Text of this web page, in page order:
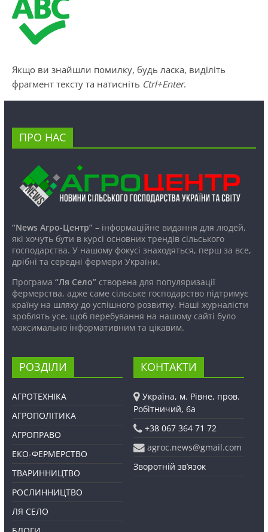
Якщо ви знайшли помилку, будь ласка, виділіть
фрагмент тексту та натисніть Ctrl+Enter.
ПРО НАС
“News Агро-Центр”– інформаційне видання для людей,
які хочуть бути в курсі основних трендів сільського
господарства. У нашому фокусі знаходяться, перш за все,
дрібні та середні фермери України.
Програма “Ля Село”створена для популяризації
фермерства, адже саме сільське господарство підтримує
країну на шляху до успішного розвитку. Наші журналісти
зроблять усе, щоб перебування на нашому сайті було
максимально інформативним та цікавим.
РОЗДІЛИ
АГРОТЕХНІКА
АГРОПОЛІТИКА
АГРОПРАВО
ЕКО-ФЕРМЕРСТВО
ТВАРИННИЦТВО
РОСЛИННИЦТВО
ЛЯ СЕЛО
КОНТАКТИ
Україна, м. Рівне, пров.
Робітничий, 6а
+38 067 364 71 72
agroc.news@gmail.com
Зворотній зв’язок